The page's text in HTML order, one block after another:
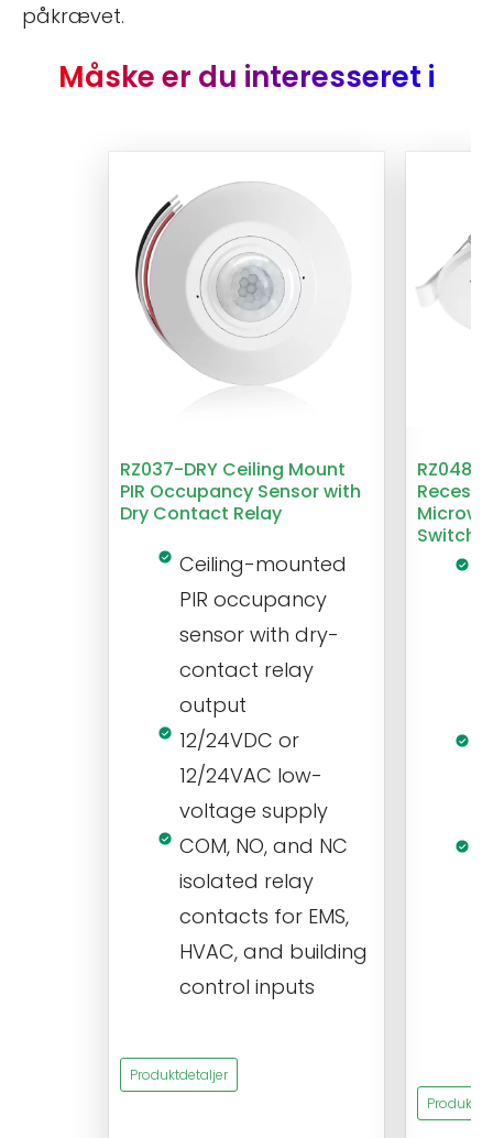
påkrævet.
Måske er du interesseret i
RZ037-DRY Ceiling Mount
PIR Occupancy Sensor with
Dry Contact Relay
Ceiling-mounted
PIR occupancy
sensor with dry-
contact relay
output
12/24VDC or
12/24VAC low-
voltage supply
COM, NO, and NC
isolated relay
contacts for EMS,
HVAC, and building
control inputs
Produktdetaljer
RZ048
Switch